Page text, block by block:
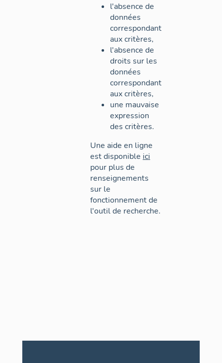
l'absence de
données
correspondant
aux critères,
l'absence de
droits sur les
données
correspondant
aux critères,
une mauvaise
expression
des critères.
Une aide en ligne
est disponible ici
pour plus de
renseignements
sur le
fonctionnement de
l'outil de recherche.